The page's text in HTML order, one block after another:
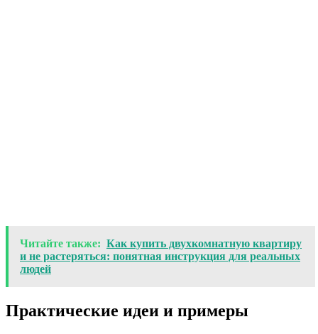
Читайте также: Как купить двухкомнатную квартиру
и не растеряться: понятная инструкция для реальных
людей
Практические идеи и примеры